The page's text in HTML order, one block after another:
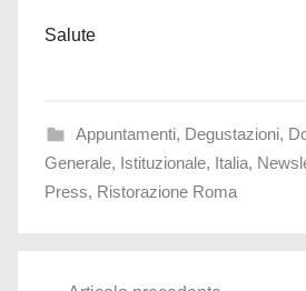
Salute
Appuntamenti, Degustazioni,
Generale, Istituzionale, Italia,
Press, Ristorazione Roma